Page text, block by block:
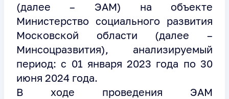
(далее – ЭАМ) на объекте
Министерство социального развития
Московской области (далее –
Минсоцразвития), анализируемый
период: с 01 января 2023 года по 30
июня 2024 года.
В ходе проведения ЭАМ